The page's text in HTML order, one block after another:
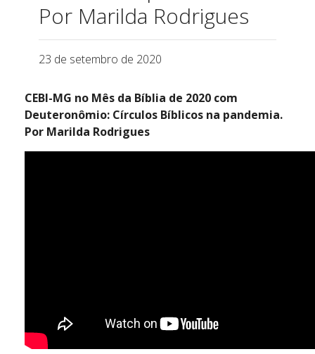
Por Marilda Rodrigues
23 de setembro de 2020
CEBI-MG no Mês da Bíblia de 2020 com
Deuteronômio: Círculos Bíblicos na pandemia.
Por Marilda Rodrigues